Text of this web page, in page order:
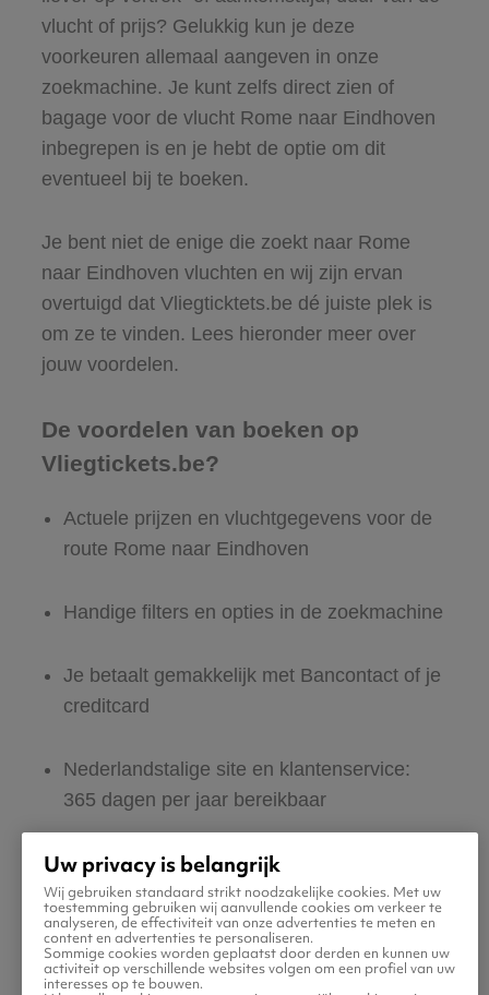
vlucht of prijs? Gelukkig kun je deze
voorkeuren allemaal aangeven in onze
zoekmachine. Je kunt zelfs direct zien of
bagage voor de vlucht Rome naar Eindhoven
inbegrepen is en je hebt de optie om dit
eventueel bij te boeken.
Je bent niet de enige die zoekt naar Rome
naar Eindhoven vluchten en wij zijn ervan
overtuigd dat Vliegticktets.be dé juiste plek is
om ze te vinden. Lees hieronder meer over
jouw voordelen.
De voordelen van boeken op
Vliegtickets.be?
Actuele prijzen en vluchtgegevens voor de
route Rome naar Eindhoven
Handige filters en opties in de zoekmachine
Je betaalt gemakkelijk met Bancontact of je
creditcard
Nederlandstalige site en klantenservice:
365 dagen per jaar bereikbaar
Zeker van veilig boeken en betalen
Boek ook direct een hotel of huurauto voor
in Eindhoven
Uw privacy is belangrijk
Wij gebruiken standaard strikt noodzakelijke cookies. Met uw
toestemming gebruiken wij aanvullende cookies om verkeer te
analyseren, de effectiviteit van onze advertenties te meten en
content en advertenties te personaliseren.
Sommige cookies worden geplaatst door derden en kunnen uw
activiteit op verschillende websites volgen om een profiel van uw
interesses op te bouwen.